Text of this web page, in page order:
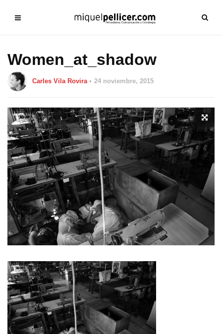
Women_at_shadow
Carles Vila Rovira 24 noviembre, 2015